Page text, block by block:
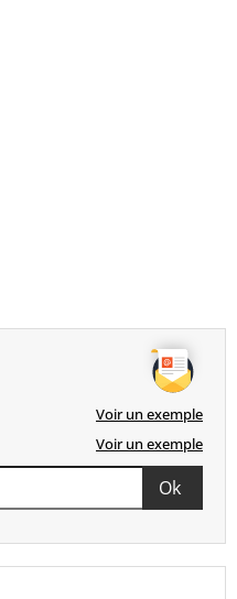
Voir un exemple
Voir un exemple